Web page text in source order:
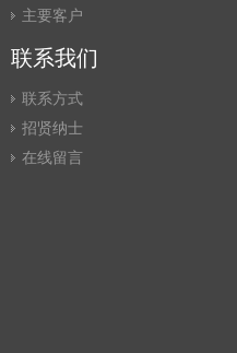
主要客户
联系我们
联系方式
招贤纳士
在线留言